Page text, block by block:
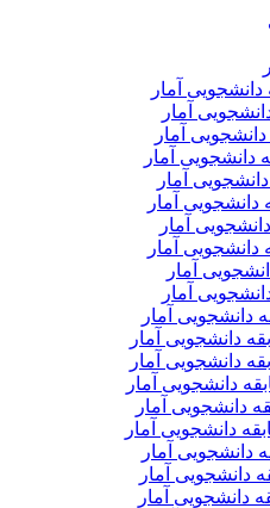
آمار
آمار
آمار
آمار
آمار
آمار
آمار
آمار
آمار
آمار
دانشجویی آمار
دانشجویی آمار
دانشجویی آمار
دانشجویی آمار
دانشجویی آمار
دانشجویی آمار
آمار
آمار
دانشجویی آمار